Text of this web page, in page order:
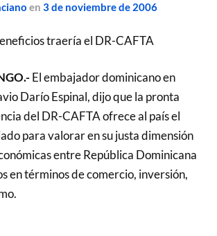
en3 de noviembre de 2006
traería el DR-CAFTA
El embajador dominicano en
Darío Espinal, dijo que la pronta
del DR-CAFTA ofrece al país el
para valorar en su justa dimensión
entre República Dominicana
en términos de comercio, inversión,